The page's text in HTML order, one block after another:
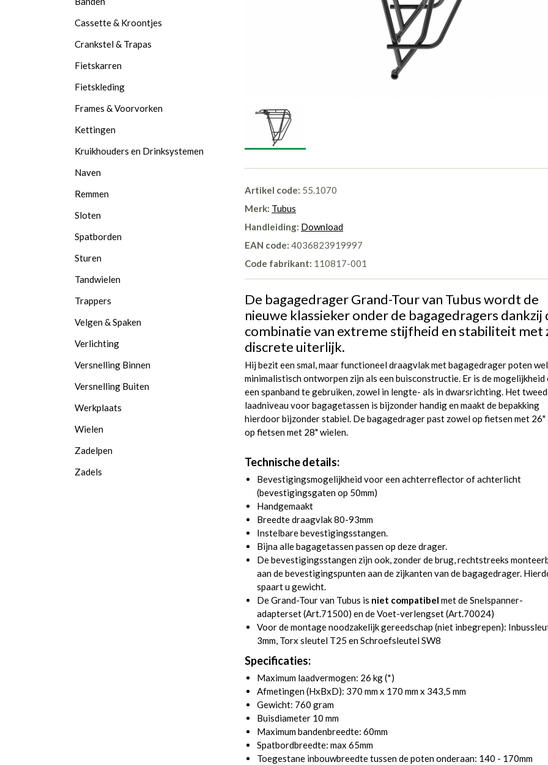
Artikel code: 55.1070
Merk: Tubus
Handleiding: Download
EAN code: 4036823919997
Code fabrikant: 110817-001
De bagagedrager Grand-Tour van Tubus wordt de
nieuwe klassieker onder de bagagedragers dankzij
combinatie van extreme stijfheid en stabiliteit met
discrete uiterlijk.
Hij bezit een smal, maar functioneel draagvlak met bagagedrager poten
minimalistisch ontworpen zijn als een buisconstructie. Er is de mogelijkheid
een spanband te gebruiken, zowel in lengte- als in dwarsrichting. Het
laadniveau voor bagagetassen is bijzonder handig en maakt de bepakking
hierdoor bijzonder stabiel. De bagagedrager past zowel op fietsen met 26"
op fietsen met 28" wielen.
Technische details:
Bevestigingsmogelijkheid voor een achterreflector of achterlicht
(bevestigingsgaten op 50mm)
Handgemaakt
Breedte draagvlak 80-93mm
Instelbare bevestigingsstangen.
Bijna alle bagagetassen passen op deze drager.
De bevestigingsstangen zijn ook, zonder de brug, rechtstreeks
aan de bevestigingspunten aan de zijkanten van de bagagedrager.
spaart u gewicht.
De Grand-Tour van Tubus is niet compatibel met de Snelspanner-
adapterset (Art.71500) en de Voet-verlengset (Art.70024)
Voor de montage noodzakelijk gereedschap (niet inbegrepen):
3mm, Torx sleutel T25 en Schroefsleutel SW8
Specificaties:
Maximum laadvermogen: 26 kg (*)
Afmetingen (HxBxD): 370 mm x 170 mm x 343,5 mm
Gewicht: 760 gram
Buisdiameter 10 mm
Maximum bandenbreedte: 60mm
Spatbordbreedte: max 65mm
Toegestane inbouwbreedte tussen de poten onderaan: 140 - 170mm
Cassette & Kroontjes
Crankstel & Trapas
Fietskarren
Fietskleding
Frames & Voorvorken
Kettingen
Kruikhouders en Drinksystemen
Naven
Remmen
Sloten
Spatborden
Sturen
Tandwielen
Trappers
Velgen & Spaken
Verlichting
Versnelling Binnen
Versnelling Buiten
Werkplaats
Wielen
Zadelpen
Zadels